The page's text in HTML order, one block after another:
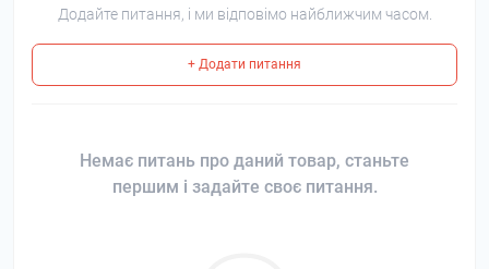
Додайте питання, і ми відповімо найближчим часом.
+ Додати питання
Немає питань про даний товар, станьте
першим і задайте своє питання.